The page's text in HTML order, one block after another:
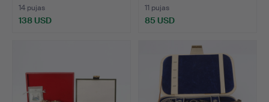
14 pujas
138 USD
11 pujas
85 USD